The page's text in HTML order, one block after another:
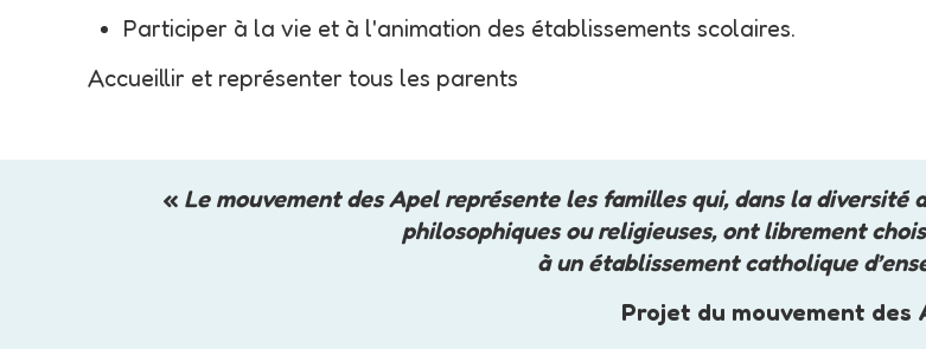
Participer à la vie et à l'animation des établissements scolaires.
Accueillir et représenter tous les parents
« Le mouvement des Apel représente les familles qui, dans la
philosophiques ou religieuses, ont librement
à un établissement catholique
Projet du mouvement des